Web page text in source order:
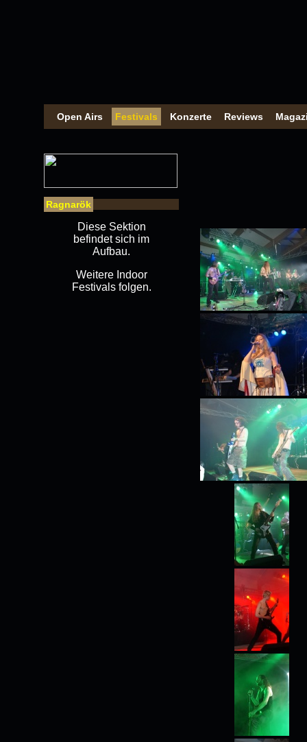
Open Airs Festivals Konzerte Reviews
Ragnarök
Diese Sektion
befindet sich im
Aufbau.
Weitere Indoor
Festivals folgen.